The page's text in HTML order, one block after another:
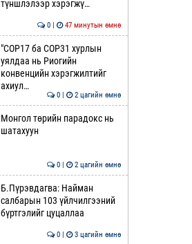
түншлэлээр хэрэгжү…
0 | 47 минутын өмнө
"COP17 ба COP31 хурлын
уялдаа нь Риогийн
конвенцийн хэрэгжилтийг
ахиул…
0 | 2 цагийн өмнө
Монгол төрийн парадокс нь
шатахуун
0 | 2 цагийн өмнө
Б.Пүрэвдагва: Найман
салбарын 103 үйлчилгээний
бүртгэлийг цуцаллаа
0 | 3 цагийн өмнө